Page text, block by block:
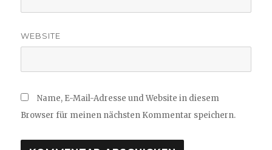
WEBSITE
Name, E-Mail-Adresse und Website in diesem
Browser für meinen nächsten Kommentar speichern.